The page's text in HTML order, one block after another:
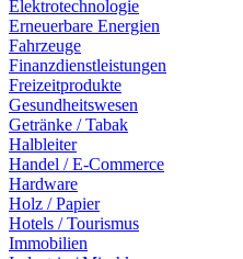
Elektrotechnologie
Erneuerbare Energien
Fahrzeuge
Finanzdienstleistungen
Freizeitprodukte
Gesundheitswesen
Getränke / Tabak
Halbleiter
Handel / E-Commerce
Hardware
Holz / Papier
Hotels / Tourismus
Immobilien